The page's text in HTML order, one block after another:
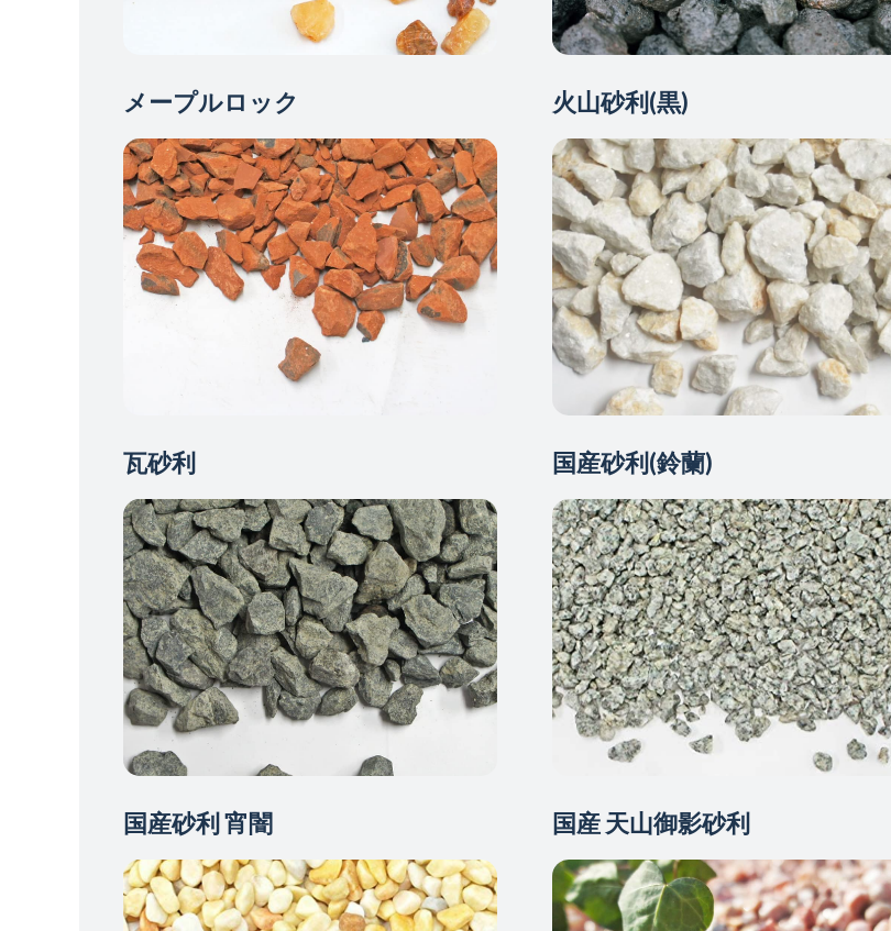
メープルロック 火山砂利(黒)
瓦砂利 国産砂利(鈴蘭)
国産砂利 宵闇 国産 天山御影砂利